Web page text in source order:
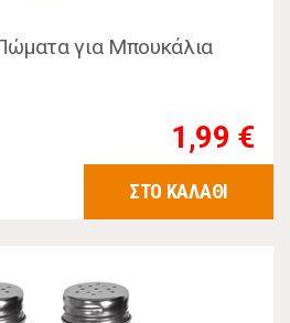
για Μπουκάλια
1,99 €
ΣΤΟ ΚΑΛΑΘΙ